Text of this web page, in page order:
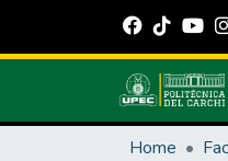
Home